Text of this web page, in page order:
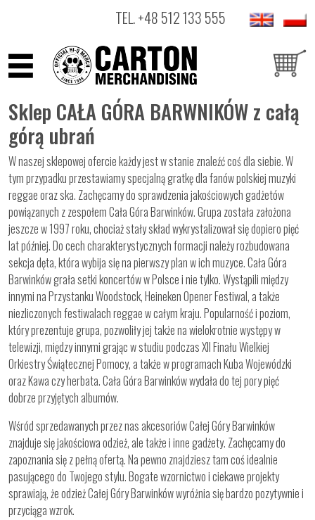
TEL.+48 512 133 555
ARTYŚCI
PRODUKTY
OUTLET
Sklep CAŁA GÓRA BARWNIKÓW z całą
górą ubrań
W naszej sklepowej ofercie każdy jest w stanie znaleźć coś dla siebie. W
tym przypadku przestawiamy specjalną gratkę dla fanów polskiej muzyki
reggae oraz ska. Zachęcamy do sprawdzenia jakościowych gadżetów
powiązanych z zespołem Cała Góra Barwinków. Grupa została założona
jeszcze w 1997 roku, chociaż stały skład wykrystalizował się dopiero pięć
lat później. Do cech charakterystycznych formacji należy rozbudowana
sekcja dęta, która wybija się na pierwszy plan w ich muzyce. Cała Góra
Barwinków grała setki koncertów w Polsce i nie tylko. Wystąpili między
innymi na Przystanku Woodstock, Heineken Opener Festiwal, a także
niezliczonych festiwalach reggae w całym kraju. Popularność i poziom,
który prezentuje grupa, pozwoliły jej także na wielokrotnie występy w
telewizji, między innymi grając w studiu podczas XII Finału Wielkiej
Orkiestry Świątecznej Pomocy, a także w programach Kuba Wojewódzki
oraz Kawa czy herbata. Cała Góra Barwinków wydała do tej pory pięć
dobrze przyjętych albumów.
Wśród sprzedawanych przez nas akcesoriów Całej Góry Barwinków
znajduje się jakościowa odzież, ale także i inne gadżety. Zachęcamy do
zapoznania się z pełną ofertą. Na pewno znajdziesz tam coś idealnie
pasującego do Twojego stylu. Bogate wzornictwo i ciekawe projekty
sprawiają, że odzież Całej Góry Barwinków wyróżnia się bardzo pozytywnie i
przyciąga wzrok.